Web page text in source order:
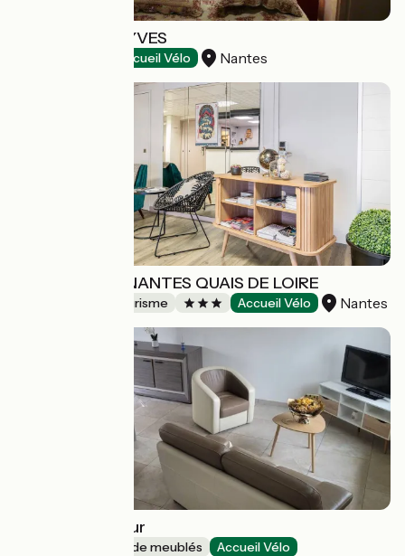
HÔTEL SAINT YVES
Accueil Vélo Nantes
APPART'CITY NANTES QUAIS DE LOIRE
Résidences de tourisme Accueil Vélo Nantes
Le Logis Dan'Laur
Gîtes et locations de meublés Accueil Vélo